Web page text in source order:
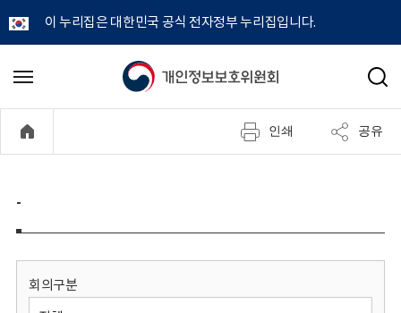
이 누리집은 대한민국 공식 전자정부 누리집입니다.
개
정
보
메
기
검
인쇄 공유
-
회의구분